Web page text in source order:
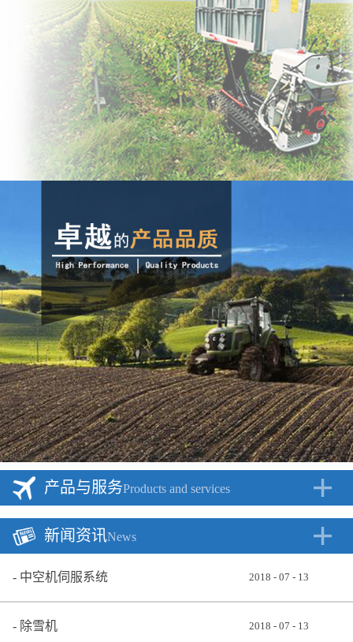
产品与服务Products and services
新闻资讯News
中空机伺服系统 2018 - 07 - 13
除雪机 2018 - 07 - 13